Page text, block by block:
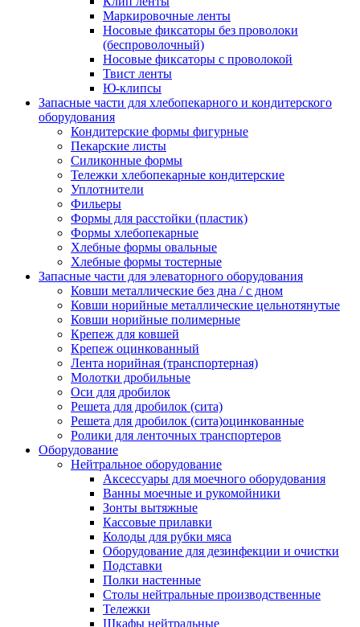
Маркировочные ленты
Носовые фиксаторы без проволоки
(беспроволочный)
Носовые фиксаторы с проволокой
Твист ленты
Ю-клипсы
Запасные части для хлебопекарного и кондитерского
оборудования
Кондитерские формы фигурные
Пекарские листы
Силиконные формы
Тележки хлебопекарные кондитерские
Уплотнители
Фильеры
Формы для расстойки (пластик)
Формы хлебопекарные
Хлебные формы овальные
Хлебные формы тостерные
Запасные части для элеваторного оборудования
Ковши металлические без дна / с дном
Ковши норийные металлические цельнотянутые
Ковши норийные полимерные
Крепеж для ковшей
Крепеж оцинкованный
Лента норийная (транспортерная)
Молотки дробильные
Оси для дробилок
Решета для дробилок (сита)
Решета для дробилок (сита)оцинкованные
Ролики для ленточных транспортеров
Оборудование
Нейтральное оборудование
Аксессуары для моечного оборудования
Ванны моечные и рукомойники
Зонты вытяжные
Кассовые прилавки
Колоды для рубки мяса
Оборудование для дезинфекции и очистки
Подставки
Полки настенные
Столы нейтральные производственные
Тележки
Шкафы нейтральные